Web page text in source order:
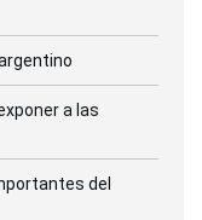
a las
del